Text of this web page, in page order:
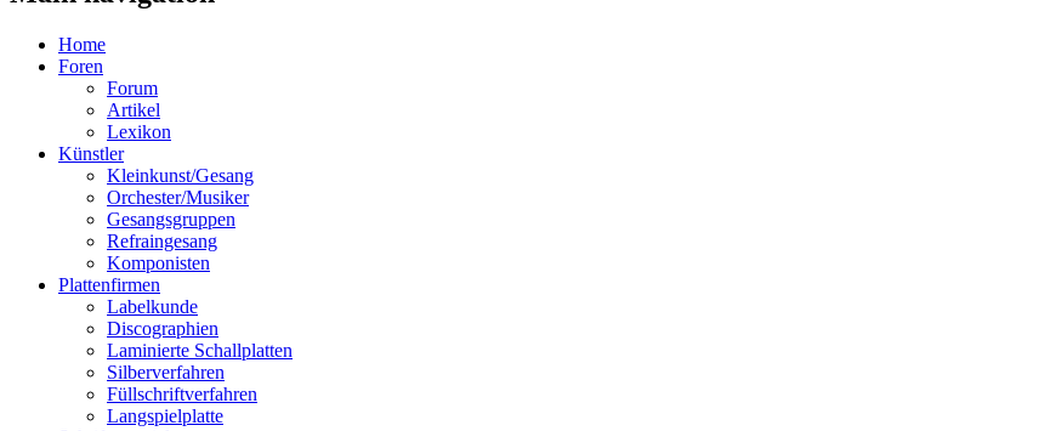
Home
Foren
Forum
Artikel
Lexikon
Künstler
Kleinkunst/Gesang
Orchester/Musiker
Gesangsgruppen
Refraingesang
Komponisten
Plattenfirmen
Labelkunde
Discographien
Laminierte Schallplatten
Silberverfahren
Füllschriftverfahren
Langspielplatte